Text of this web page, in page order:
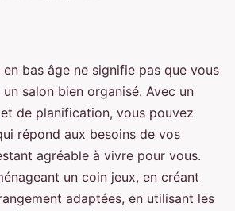
bas âge ne signifie pas que vous
salon bien organisé. Avec un
de planification, vous pouvez
répond aux besoins de vos
agréable à vivre pour vous.
un coin jeux, en créant
adaptées, en utilisant les